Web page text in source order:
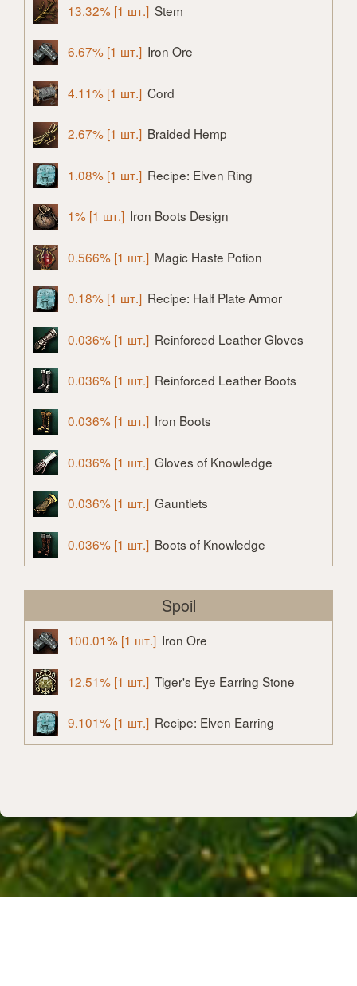
13.32% [1 шт.] Stem
6.67% [1 шт.] Iron Ore
4.11% [1 шт.] Cord
2.67% [1 шт.] Braided Hemp
1.08% [1 шт.] Recipe: Elven Ring
1% [1 шт.] Iron Boots Design
0.566% [1 шт.] Magic Haste Potion
0.18% [1 шт.] Recipe: Half Plate Armor
0.036% [1 шт.] Reinforced Leather Gloves
0.036% [1 шт.] Reinforced Leather Boots
0.036% [1 шт.] Iron Boots
0.036% [1 шт.] Gloves of Knowledge
0.036% [1 шт.] Gauntlets
0.036% [1 шт.] Boots of Knowledge
Spoil
100.01% [1 шт.] Iron Ore
12.51% [1 шт.] Tiger's Eye Earring Stone
9.101% [1 шт.] Recipe: Elven Earring